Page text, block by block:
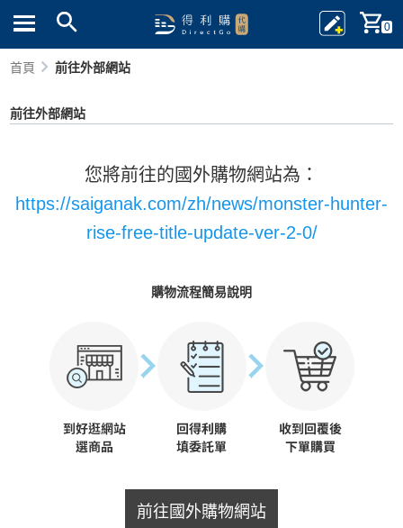
0
首頁 前往外部網站
前往外部網站
您將前往的國外購物網站為：
https://saiganak.com/zh/news/monster-hunter-
rise-free-title-update-ver-2-0/
購物流程簡易說明
前往國外購物網站